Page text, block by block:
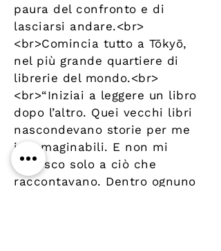
paura del confronto e di
lasciarsi andare.<br>
<br>Comincia tutto a Tōkyō,
nel più grande quartiere di
librerie del mondo.<br>
<br>“Iniziai a leggere un libro
dopo l’altro. Quei vecchi libri
nascondevano storie per me
inimmaginabili. E non mi
riferisco solo a ciò che
raccontavano. Dentro ognuno